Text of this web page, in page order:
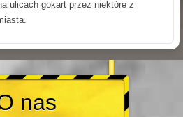
ulicach gokart przez niektóre z
nas